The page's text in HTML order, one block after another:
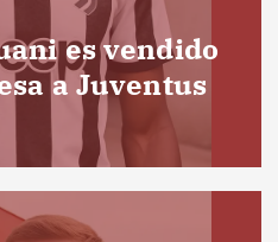
es vendido
a Juventus